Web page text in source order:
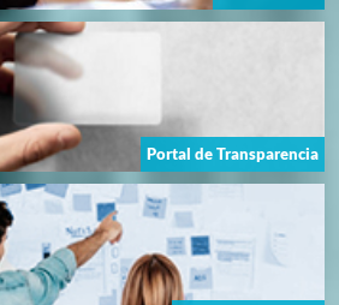
Portal de Transparencia